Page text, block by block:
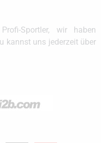
Sportler, wir haben
kannst uns jederzeit über